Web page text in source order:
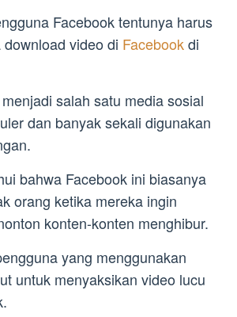
Facebook tentunya harus
video di Facebookdi
salah satu media sosial
dan banyak sekali digunakan
bahwa Facebook ini biasanya
orang ketika mereka ingin
konten-konten menghibur.
yang menggunakan
untuk menyaksikan video lucu